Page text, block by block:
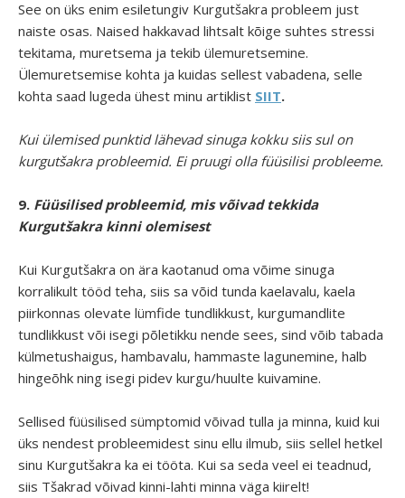
See on üks enim esiletungiv Kurgutšakra probleem just
naiste osas. Naised hakkavad lihtsalt kõige suhtes stressi
tekitama, muretsema ja tekib ülemuretsemine.
Ülemuretsemise kohta ja kuidas sellest vabadena, selle
kohta saad lugeda ühest minu artiklist SIIT.
Kui ülemised punktid lähevad sinuga kokku siis sul on
kurgutšakra probleemid. Ei pruugi olla füüsilisi probleeme.
9. Füüsilised probleemid, mis võivad tekkida
Kurgutšakra kinni olemisest
Kui Kurgutšakra on ära kaotanud oma võime sinuga
korralikult tööd teha, siis sa võid tunda kaelavalu, kaela
piirkonnas olevate lümfide tundlikkust, kurgumandlite
tundlikkust või isegi põletikku nende sees, sind võib tabada
külmetushaigus, hambavalu, hammaste lagunemine, halb
hingeõhk ning isegi pidev kurgu/huulte kuivamine.
Sellised füüsilised sümptomid võivad tulla ja minna, kuid kui
üks nendest probleemidest sinu ellu ilmub, siis sellel hetkel
sinu Kurgutšakra ka ei tööta. Kui sa seda veel ei teadnud,
siis Tšakrad võivad kinni-lahti minna väga kiirelt!